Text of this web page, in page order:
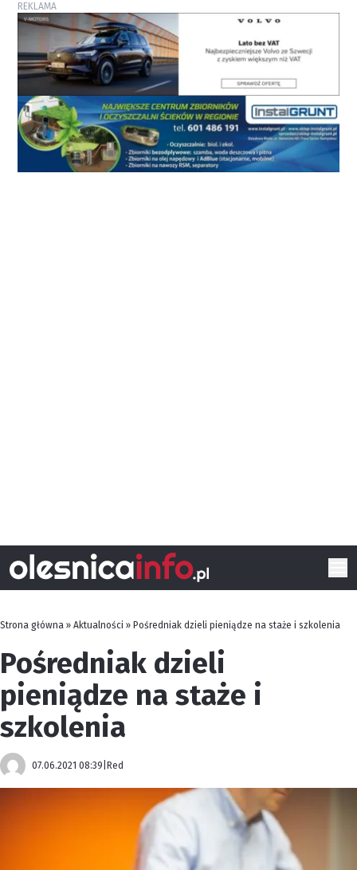
REKLAMA
Strona główna » Aktualności » Pośredniak dzieli pieniądze na staże i szkolenia
Pośredniak dzieli
pieniądze na staże i
szkolenia
07.06.2021 08:39 Red